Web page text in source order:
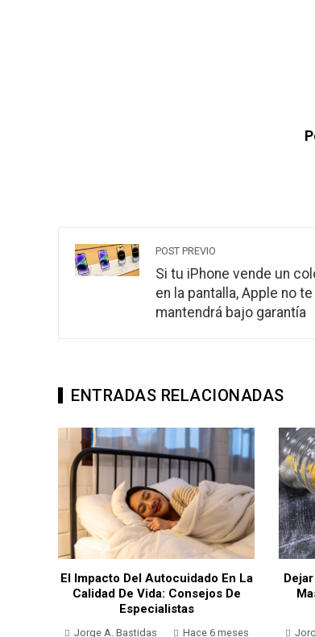
POST PREVIO
Si tu iPhone vende un
en la pantalla, Apple no
mantendrá bajo garantía
ENTRADAS RELACIONADAS
El Impacto Del Autocuidado En La
Calidad De Vida: Consejos De
Especialistas
Jorge A. Bastidas Hace 6 meses